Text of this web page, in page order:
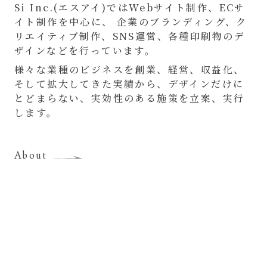
Si Inc.(エスアイ)ではWebサイト制作、ECサ
イト制作を中心に、 企業のブランディング、ク
リエイティブ制作、SNS運営、各種印刷物のデ
ザインなどを行っています。
様々な業種のビジネスを創業、経営、収益化、
そして拡大してきた実績から、デザインだけに
とどまらない、実効性のある施策を立案、実行
します。
About